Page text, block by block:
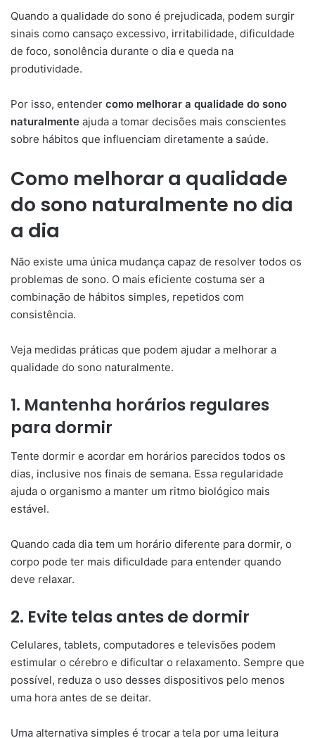
Quando a qualidade do sono é prejudicada, podem surgir
sinais como cansaço excessivo, irritabilidade, dificuldade
de foco, sonolência durante o dia e queda na
produtividade.
Por isso, entender como melhorar a qualidade do sono
naturalmente ajuda a tomar decisões mais conscientes
sobre hábitos que influenciam diretamente a saúde.
Como melhorar a qualidade
do sono naturalmente no dia
a dia
Não existe uma única mudança capaz de resolver todos os
problemas de sono. O mais eficiente costuma ser a
combinação de hábitos simples, repetidos com
consistência.
Veja medidas práticas que podem ajudar a melhorar a
qualidade do sono naturalmente.
1. Mantenha horários regulares
para dormir
Tente dormir e acordar em horários parecidos todos os
dias, inclusive nos finais de semana. Essa regularidade
ajuda o organismo a manter um ritmo biológico mais
estável.
Quando cada dia tem um horário diferente para dormir, o
corpo pode ter mais dificuldade para entender quando
deve relaxar.
2. Evite telas antes de dormir
Celulares, tablets, computadores e televisões podem
estimular o cérebro e dificultar o relaxamento. Sempre que
possível, reduza o uso desses dispositivos pelo menos
uma hora antes de se deitar.
Uma alternativa simples é trocar a tela por uma leitura